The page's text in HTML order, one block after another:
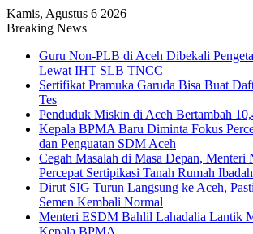
Kamis, Agustus 6 2026
Breaking News
Guru Non-PLB di Aceh Dibekali
Lewat IHT SLB TNCC
Sertifikat Pramuka Garuda Bisa Buat
Tes
Penduduk Miskin di Aceh Bertambah
Kepala BPMA Baru Diminta Fokus
dan Penguatan SDM Aceh
Cegah Masalah di Masa Depan, Menteri
Percepat Sertipikasi Tanah Rumah
Dirut SIG Turun Langsung ke Aceh,
Semen Kembali Normal
Menteri ESDM Bahlil Lahadalia Lantik
Kepala BPMA